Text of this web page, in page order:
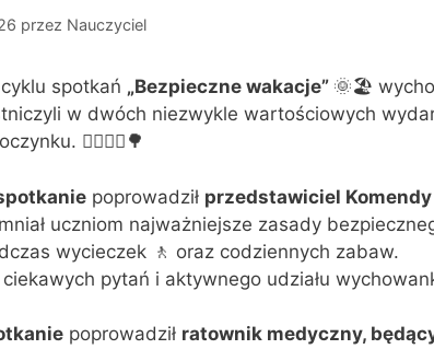
przez Nauczyciel
spotkań „Bezpieczne wakacje” 🌞🏖
w dwóch niezwykle wartościowych
🚶‍♀️🚴‍♂️🌳
poprowadził przedstawiciel
uczniom najważniejsze zasady
wycieczek 🚶 oraz codziennych zabaw.
pytań i aktywnego udziału
poprowadził ratownik medyczny,